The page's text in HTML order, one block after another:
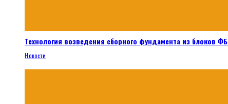
Технология возведения сборного фундамента из блоков
Новости